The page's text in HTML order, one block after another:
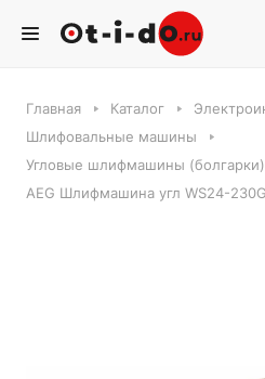
Главная Каталог
Шлифовальные машины
Угловые шлифмашины (болгарки)
AEG Шлифмашина угл WS24-